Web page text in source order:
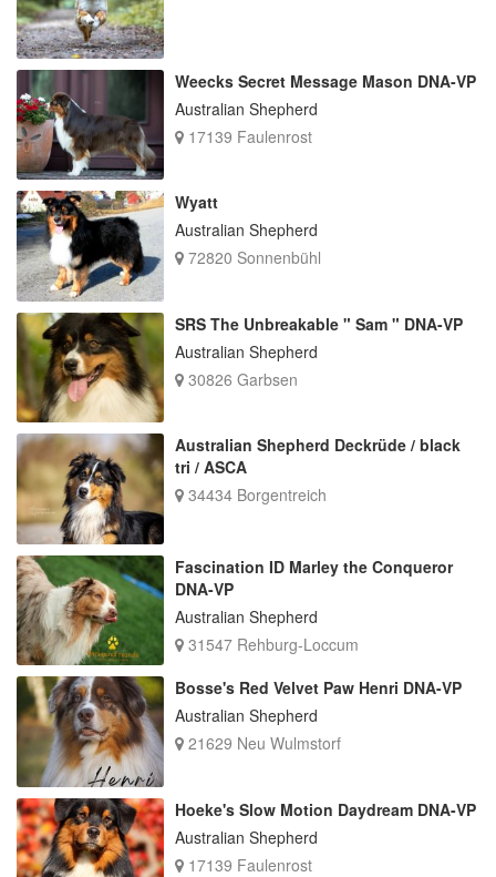
Weecks Secret Message Mason DNA-VP
Australian Shepherd
17139 Faulenrost
Wyatt
Australian Shepherd
72820 Sonnenbühl
SRS The Unbreakable " Sam " DNA-VP
Australian Shepherd
30826 Garbsen
Australian Shepherd Deckrüde / black
tri / ASCA
34434 Borgentreich
Fascination ID Marley the Conqueror
DNA-VP
Australian Shepherd
31547 Rehburg-Loccum
Bosse's Red Velvet Paw Henri DNA-VP
Australian Shepherd
21629 Neu Wulmstorf
Hoeke's Slow Motion Daydream DNA-VP
Australian Shepherd
17139 Faulenrost